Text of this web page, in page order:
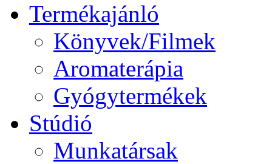
Termékajánló
Könyvek/Filmek
Aromaterápia
Gyógytermékek
Stúdió
Munkatársak